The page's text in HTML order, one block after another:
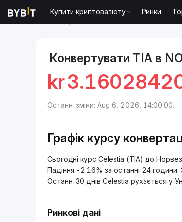
Купити криптовалюту Ринки
Конвертувати TIA в
kr
Останні зміни: Aug 6, 2026, 14:00:00.
Графік курсу
Сьогодні курс Celestia (TIA) до
Падіння -2.16% за останні 24
Останні 30 днів Celestia рухається у
Ринкові дані